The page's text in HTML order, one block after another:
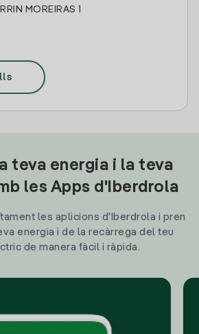
MOREIRAS 1
teva energia i la teva
les Apps d'Iberdrola
les aplicions d'Iberdrola i pren
energia i de la recàrrega del teu
de manera fàcil i ràpida.